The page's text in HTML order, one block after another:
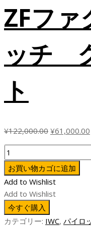
ZFフ
ッチ
ト
¥122,000.00 元
の
格
は
¥122,000.00
¥61,000.00
ZF
フ
ァ
ク
ト
リ
ー
お買い物カゴに追加
Add to Wishlist
Add to Wishlist
今すぐ購入
カテゴリー: IWC, パイロ